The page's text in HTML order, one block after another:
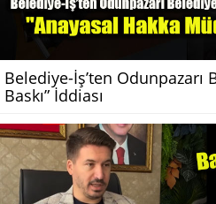
Belediye-İş’ten Odunpazarı
Baskı” İddiası